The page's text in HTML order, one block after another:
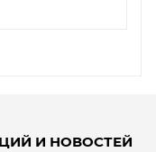
И НОВОСТЕЙ